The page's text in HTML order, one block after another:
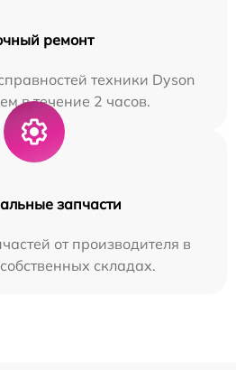
ремонт
техники Dyson
в течение 2 часов.
запчасти
от производителя в
складах.